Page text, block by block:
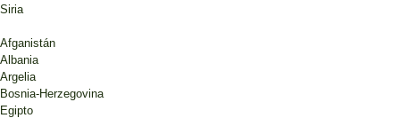
Siria
Afganistán
Albania
Argelia
Bosnia-Herzegovina
Egipto